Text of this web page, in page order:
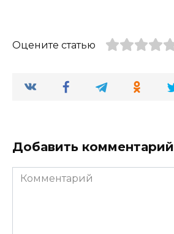
Оцените статью
Добавить комментарий
Комментарий